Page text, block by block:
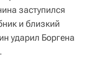
заступился
и близкий
ударил Боргена